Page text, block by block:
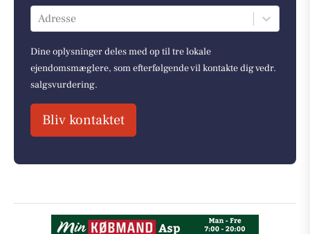
Adresse
Dine oplysninger deles med op til tre lokale
ejendomsmæglere, som efterfølgende vil kontakte dig vedr.
salgsvurdering.
Bliv kontaktet